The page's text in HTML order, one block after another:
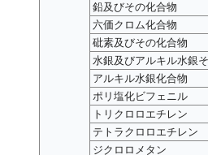
鉛及びその化合物
六価クロム化合物
砒素及びその化合物
水銀及びアルキル水銀
アルキル水銀化合物
ポリ塩化ビフェニル
トリクロロエチレン
テトラクロロエチレン
ジクロロメタン